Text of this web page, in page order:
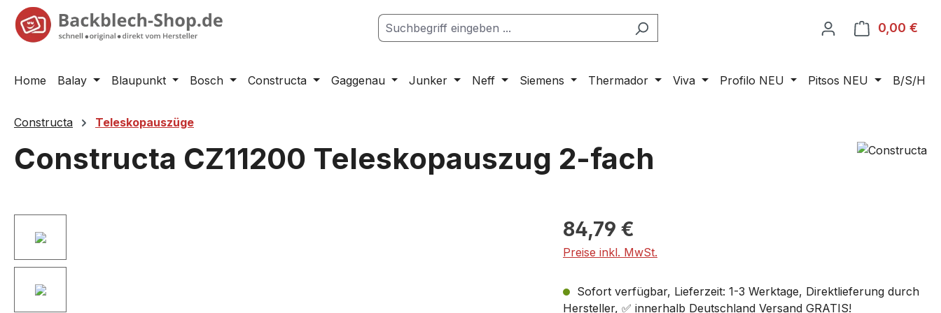
Zur Hauptnavigation springen
0,00 €
Home Balay Blaupunkt Bosch Constructa Gaggenau Junker Neff Siemens Thermador Viva Profilo NEU Pitsos NEU B/S/H
Constructa Teleskopauszüge
Constructa CZ11200 Teleskopauszug 2-fach
84,79 €
Preise inkl. MwSt.
Sofort verfügbar, Lieferzeit: 1-3 Werktage, Direktlieferung durch
Hersteller, ✅ innerhalb Deutschland Versand GRATIS!